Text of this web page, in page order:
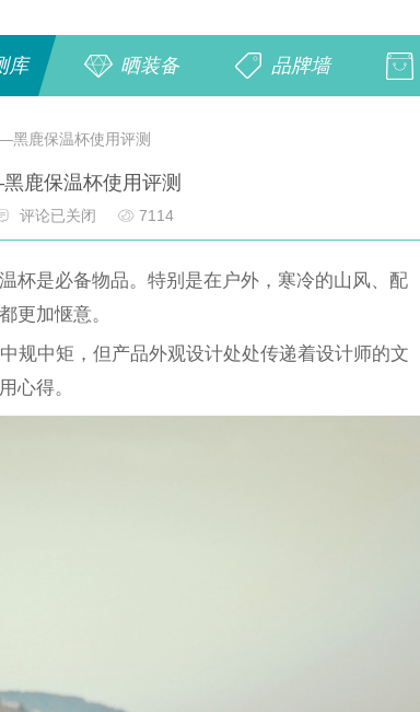
库 晒装备 品牌墙
鹿保温杯使用评测
鹿保温杯使用评测
评论已关闭 7114
杯是必备物品。特别是在户外，寒冷的山风、配
更加惬意。
规中矩，但产品外观设计处处传递着设计师的文
心得。